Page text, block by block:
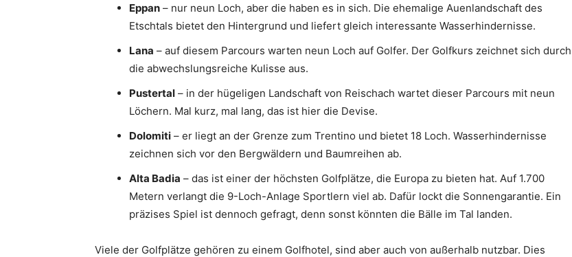
Eppan – nur neun Loch, aber die haben es in sich. Die ehemalige Auenlandschaft des
Etschtals bietet den Hintergrund und liefert gleich interessante Wasserhindernisse.
Lana – auf diesem Parcours warten neun Loch auf Golfer. Der Golfkurs zeichnet sich durch
die abwechslungsreiche Kulisse aus.
Pustertal – in der hügeligen Landschaft von Reischach wartet dieser Parcours mit neun
Löchern. Mal kurz, mal lang, das ist hier die Devise.
Dolomiti – er liegt an der Grenze zum Trentino und bietet 18 Loch. Wasserhindernisse
zeichnen sich vor den Bergwäldern und Baumreihen ab.
Alta Badia – das ist einer der höchsten Golfplätze, die Europa zu bieten hat. Auf 1.700
Metern verlangt die 9-Loch-Anlage Sportlern viel ab. Dafür lockt die Sonnengarantie. Ein
präzises Spiel ist dennoch gefragt, denn sonst könnten die Bälle im Tal landen.
Viele der Golfplätze gehören zu einem Golfhotel, sind aber auch von außerhalb nutzbar. Dies